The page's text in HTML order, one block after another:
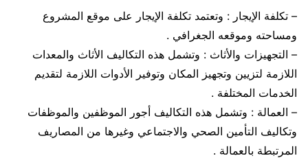
– تكلفة الإيجار : وتعتمد تكلفة الإيجار على موقع المشروع
ومساحته وموقعه الجغرافي .
– التجهيزات والأثاث : وتشمل هذه التكاليف الأثاث والمعدات
اللازمة لتزيين وتجهيز المكان وتوفير الأدوات اللازمة لتقديم
الخدمات المختلفة .
– العمالة : وتشمل هذه التكاليف أجور الموظفين والموظفات
وتكاليف التأمين الصحي والاجتماعي وغيرها من المصاريف
المرتبطة بالعمالة .